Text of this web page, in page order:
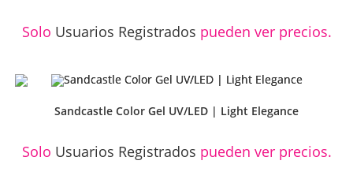
Solo Usuarios Registrados pueden ver precios.
Sandcastle Color Gel UV/LED | Light Elegance
Solo Usuarios Registrados pueden ver precios.